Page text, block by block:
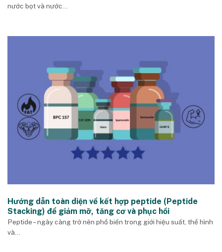
nước bọt và nước...
Hướng dẫn toàn diện về kết hợp peptide (Peptide
Stacking) để giảm mỡ, tăng cơ và phục hồi
Peptide – ngày càng trở nên phổ biến trong giới hiệu suất, thể hình
và...